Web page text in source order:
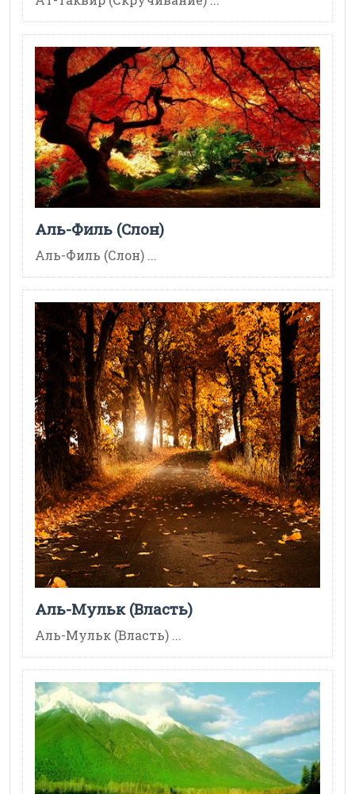
Аль-Филь (Слон)
Аль-Филь (Слон) ...
Аль-Мульк (Власть)
Аль-Мульк (Власть) ...